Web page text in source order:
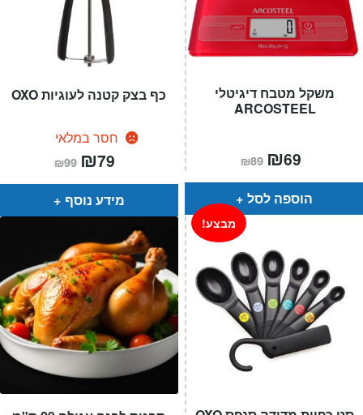
כף בצק קטנה לעוגיות OXO
חסר במלאי
₪99 המחיר
המקורי
היה:
₪99.
₪79
הוא:
מידע נוסף
משקל מטבח דיגיטלי
ARCOSTEEL
₪89 המחיר
המקורי
היה:
₪89.
₪69
הוא:
הוספה לסל
מבצע!